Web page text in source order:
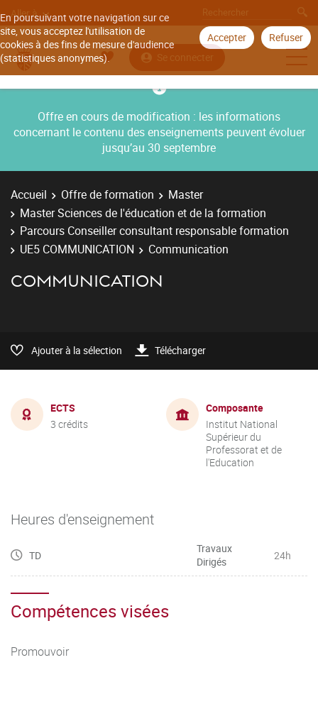
En poursuivant votre navigation sur ce
site, vous acceptez l'utilisation de
cookies à des fins de mesure d'audience
(statistiques anonymes).
Accepter Refuser
Aller à
Se connecter
Offre en cours de modification : les informations
concernant le contenu des enseignements peuvent évoluer
jusqu’au 30 septembre
Accueil Offre de formation
Master
Master Sciences de l'éducation et de la formation
Parcours Conseiller consultant responsable formation
UE5 COMMUNICATION
Communication
COMMUNICATION
Ajouter à la sélection Télécharger
ECTS
3 crédits
Composante
Institut National
Supérieur du
Professorat et de
l'Education
Heures d'enseignement
TD
Travaux
Dirigés
24h
Compétences visées
Promouvoir